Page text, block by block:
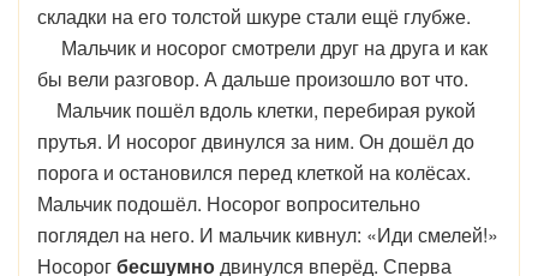
складки на его толстой шкуре стали ещё глубже.
Мальчик и носорог смотрели друг на друга и как
бы вели разговор. А дальше произошло вот что.
Мальчик пошёл вдоль клетки, перебирая рукой
прутья. И носорог двинулся за ним. Он дошёл до
порога и остановился перед клеткой на колёсах.
Мальчик подошёл. Носорог вопросительно
поглядел на него. И мальчик кивнул: «Иди смелей!»
Носорогбесшумнодвинулся вперёд. Сперва